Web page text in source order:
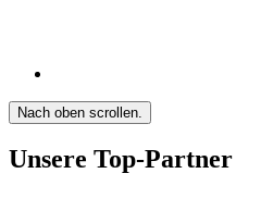
Nach oben scrollen.
Unsere Top-Partner